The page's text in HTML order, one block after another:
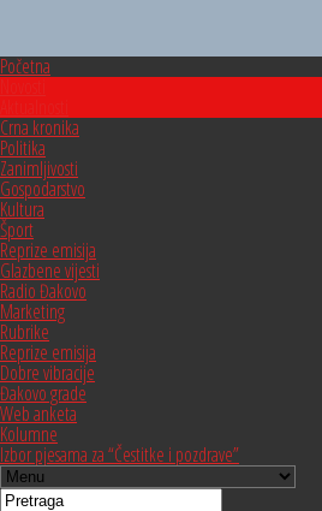
Početna
Crna kronika
Politika
Zanimljivosti
Gospodarstvo
Kultura
Šport
Reprize emisija
Glazbene vijesti
Radio Đakovo
Marketing
Rubrike
Reprize emisija
Dobre vibracije
Đakovo grade
Web anketa
Kolumne
Izbor pjesama za “Čestitke i pozdrave”